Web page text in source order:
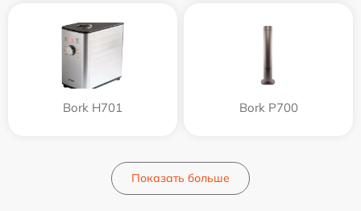
Bork H701 Bork P700
Показать больше